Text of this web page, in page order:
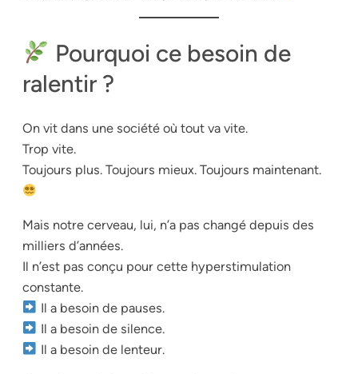
Pourquoi ce besoin de
ralentir ?
On vit dans une société où tout va vite.
Trop vite.
Toujours plus. Toujours mieux. Toujours maintenant.
Mais notre cerveau, lui, n’a pas changé depuis des
milliers d’années.
Il n’est pas conçu pour cette hyperstimulation
constante.
Il a besoin de pauses.
Il a besoin de silence.
Il a besoin de lenteur.